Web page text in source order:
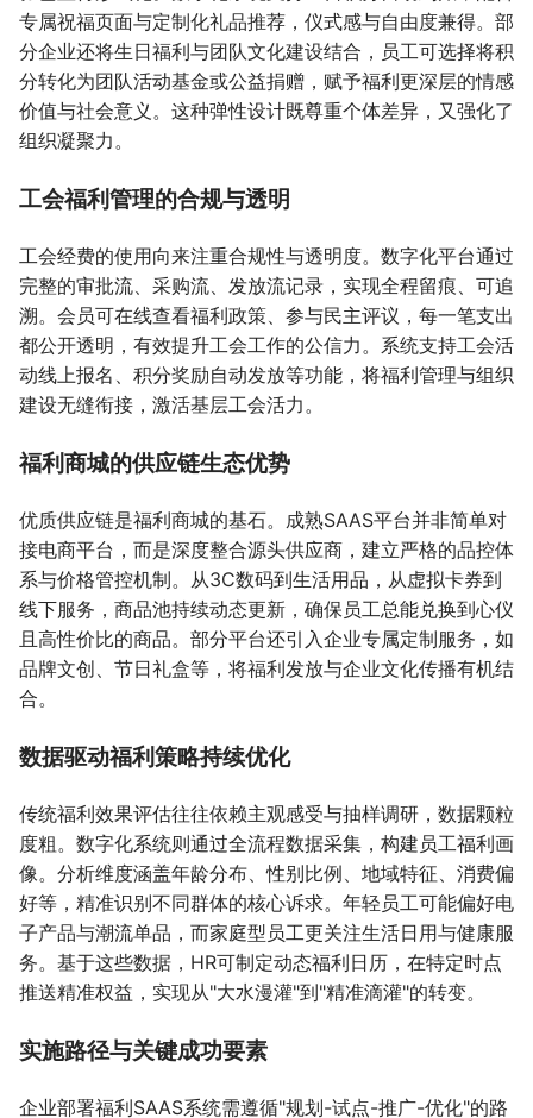
专属祝福页面与定制化礼品推荐，仪式感与自由度兼得。部
分企业还将生日福利与团队文化建设结合，员工可选择将积
分转化为团队活动基金或公益捐赠，赋予福利更深层的情感
价值与社会意义。这种弹性设计既尊重个体差异，又强化了
组织凝聚力。
工会福利管理的合规与透明
工会经费的使用向来注重合规性与透明度。数字化平台通过
完整的审批流、采购流、发放流记录，实现全程留痕、可追
溯。会员可在线查看福利政策、参与民主评议，每一笔支出
都公开透明，有效提升工会工作的公信力。系统支持工会活
动线上报名、积分奖励自动发放等功能，将福利管理与组织
建设无缝衔接，激活基层工会活力。
福利商城的供应链生态优势
优质供应链是福利商城的基石。成熟SAAS平台并非简单对
接电商平台，而是深度整合源头供应商，建立严格的品控体
系与价格管控机制。从3C数码到生活用品，从虚拟卡券到
线下服务，商品池持续动态更新，确保员工总能兑换到心仪
且高性价比的商品。部分平台还引入企业专属定制服务，如
品牌文创、节日礼盒等，将福利发放与企业文化传播有机结
合。
数据驱动福利策略持续优化
传统福利效果评估往往依赖主观感受与抽样调研，数据颗粒
度粗。数字化系统则通过全流程数据采集，构建员工福利画
像。分析维度涵盖年龄分布、性别比例、地域特征、消费偏
好等，精准识别不同群体的核心诉求。年轻员工可能偏好电
子产品与潮流单品，而家庭型员工更关注生活日用与健康服
务。基于这些数据，HR可制定动态福利日历，在特定时点
推送精准权益，实现从"大水漫灌"到"精准滴灌"的转变。
实施路径与关键成功要素
企业部署福利SAAS系统需遵循"规划-试点-推广-优化"的路